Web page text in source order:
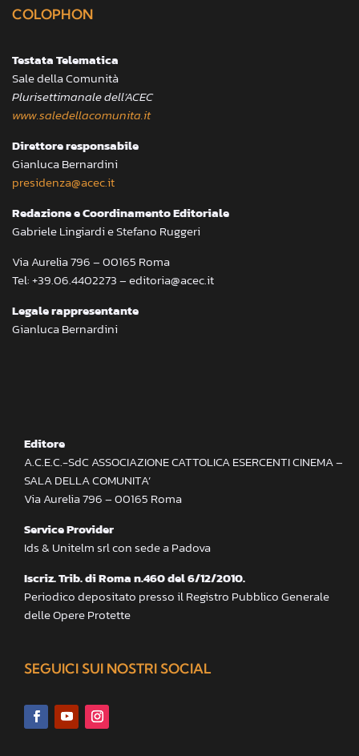
COLOPHON
Testata Telematica
Sale della Comunità
Plurisettimanale dell’ACEC
www.saledellacomunita.it
Direttore responsabile
Gianluca Bernardini
presidenza@acec.it
Redazione e Coordinamento Editoriale
Gabriele Lingiardi e Stefano Ruggeri
Via Aurelia 796 – 00165 Roma
Tel: +39.06.4402273 – editoria@acec.it
Legale rappresentante
Gianluca Bernardini
Editore
A.C.E.C.-SdC ASSOCIAZIONE CATTOLICA ESERCENTI CINEMA –
SALA DELLA COMUNITA’
Via Aurelia 796 – 00165 Roma
Service Provider
Ids & Unitelm srl con sede a Padova
Iscriz. Trib. di Roma n.460 del 6/12/2010.
Periodico depositato presso il Registro Pubblico Generale
delle Opere Protette
SEGUICI SUI NOSTRI SOCIAL